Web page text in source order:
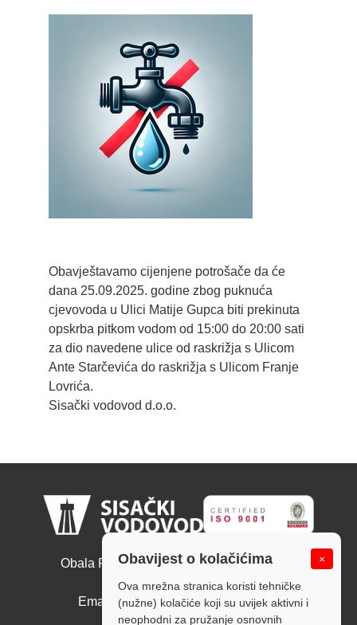
Obavijest o kolačićima ×
Ova mrežna stranica koristi tehničke
(nužne) kolačiće koji su uvijek aktivni i
neophodni za pružanje osnovnih
Obavještavamo cijenjene potrošače da će
dana 25.09.2025. godine zbog puknuća
cjevovoda u Ulici Matije Gupca biti prekinuta
opskrba pitkom vodom od 15:00 do 20:00 sati
za dio navedene ulice od raskrižja s Ulicom
Ante Starčevića do raskrižja s Ulicom Franje
Lovrića.
Sisački vodovod d.o.o.
Obala Ruđera Boškovića 10, 44000 Sisak
Tel: +385 44 526 166
Email: tajnistvo@sisackivodovod.hr